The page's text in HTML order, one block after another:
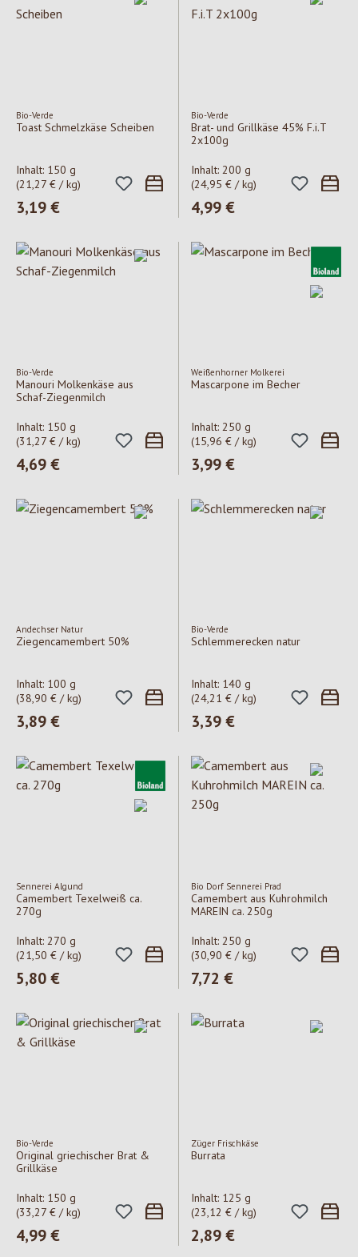
Bio-Verde
Toast Schmelzkäse Scheiben
Inhalt: 150 g
(21,27 € / kg)
Regulärer Preis:
3,19 €
Bio-Verde
Brat- und Grillkäse 45% F.i.T
2x100g
Inhalt: 200 g
(24,95 € / kg)
Regulärer Preis:
4,99 €
Bio-Verde
Manouri Molkenkäse aus
Schaf-Ziegenmilch
Inhalt: 150 g
(31,27 € / kg)
Regulärer Preis:
4,69 €
Weißenhorner Molkerei
Mascarpone im Becher
Inhalt: 250 g
(15,96 € / kg)
Regulärer Preis:
3,99 €
Andechser Natur
Ziegencamembert 50%
Inhalt: 100 g
(38,90 € / kg)
Regulärer Preis:
3,89 €
Bio-Verde
Schlemmerecken natur
Inhalt: 140 g
(24,21 € / kg)
Regulärer Preis:
3,39 €
Sennerei Algund
Camembert Texelweiß ca.
270g
Inhalt: 270 g
(21,50 € / kg)
Regulärer Preis:
5,80 €
Bio Dorf Sennerei Prad
Camembert aus Kuhrohmilch
MAREIN ca. 250g
Inhalt: 250 g
(30,90 € / kg)
Regulärer Preis:
7,72 €
Bio-Verde
Original griechischer Brat &
Grillkäse
Inhalt: 150 g
(33,27 € / kg)
Regulärer Preis:
4,99 €
Züger Frischkäse
Burrata
Inhalt: 125 g
(23,12 € / kg)
Regulärer Preis:
2,89 €